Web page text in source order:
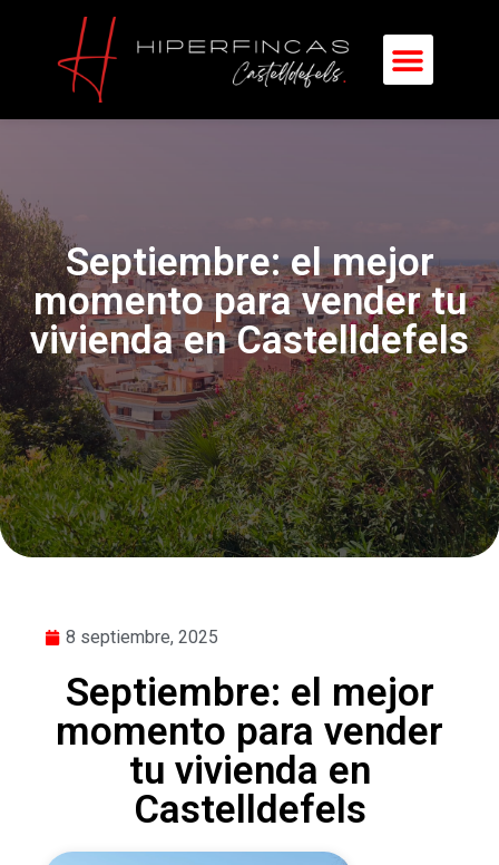
Septiembre: el mejor
momento para vender tu
vivienda en Castelldefels
8 septiembre, 2025
Septiembre: el mejor
momento para vender
tu vivienda en
Castelldefels